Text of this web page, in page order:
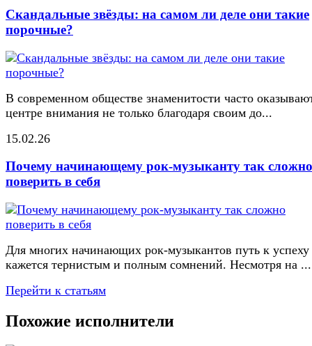
Скандальные звёзды: на самом ли деле они такие
порочные?
В современном обществе знаменитости часто
центре внимания не только благодаря своим до...
15.02.26
Почему начинающему рок-музыканту так сложно
поверить в себя
Для многих начинающих рок-музыкантов путь к успеху
кажется тернистым и полным сомнений. Несмотря на ...
Перейти к статьям
Похожие исполнители